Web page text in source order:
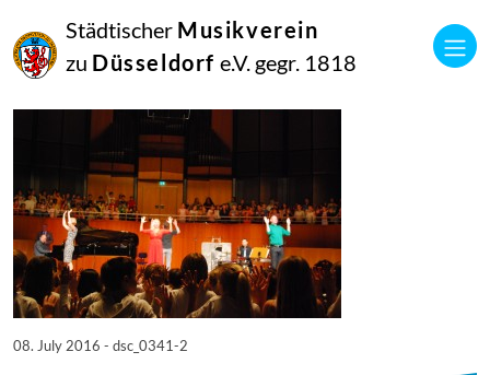
Städtischer Musikverein
zu Düsseldorf e.V. gegr. 1818
Juli
2016
Netkotec
08. July 2016 - dsc_0341-2